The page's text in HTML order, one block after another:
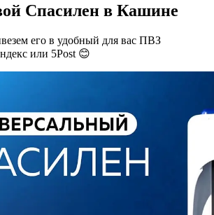
Спасилен в Кашине
его в удобный для вас ПВЗ
или 5Post 😊